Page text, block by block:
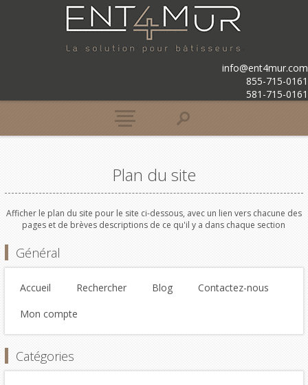
info@ent4mur.com
855-715-0161
581-715-0161
Plan du site
Afficher le plan du site pour le site ci-dessous, avec un lien vers chacune des
pages et de brèves descriptions de ce qu'il y a dans chaque section
Général
Accueil Rechercher Blog
Contactez-nous
Mon compte
Catégories